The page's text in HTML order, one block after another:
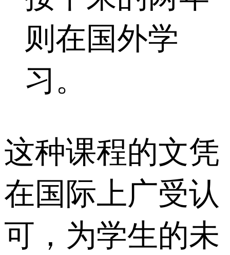
则在国外学
习。
这种课程的文凭
在国际上广受认
可，为学生的未